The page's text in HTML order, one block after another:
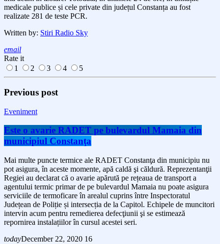
medicale publice și cele private din județul Constanța au fost
realizate 281 de teste PCR.
Written by: Stiri Radio Sky
email
Rate it
1
2 3 4 5
Previous post
Eveniment
Este o avarie RADET pe bulevardul Mamaia din
municipiul Constanţa
Mai multe puncte termice ale RADET Constanţa din municipiu nu
pot asigura, în aceste momente, apă caldă şi căldură. Reprezentanţii
Regiei au declarat că o avarie apărută pe rețeaua de transport a
agentului termic primar de pe bulevardul Mamaia nu poate asigura
serviciile de termoficare în arealul cuprins între Inspectoratul
Județean de Poliție și intersecția de la Capitol. Echipele de muncitori
intervin acum pentru remedierea defecţiunii şi se estimează
repornirea instalațiilor în cursul acestei seri.
todayDecember 22, 2020 16